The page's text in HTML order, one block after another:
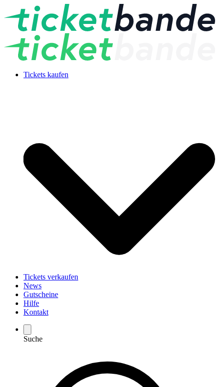
Tickets kaufen
Tickets verkaufen
News
Gutscheine
Hilfe
Kontakt
Suche